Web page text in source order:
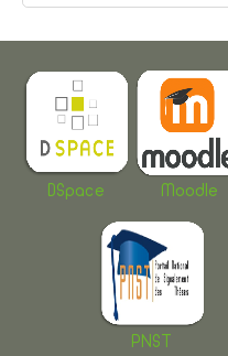
DSpace Moodle
PNST